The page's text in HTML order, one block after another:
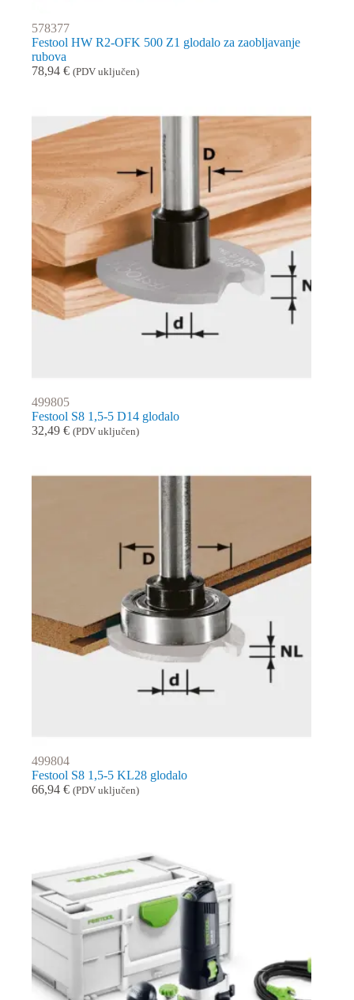
578377
Festool HW R2-OFK 500 Z1 glodalo za zaobljavanje
rubova
78,94 € (PDV uključen)
499805
Festool S8 1,5-5 D14 glodalo
32,49 € (PDV uključen)
499804
Festool S8 1,5-5 KL28 glodalo
66,94 € (PDV uključen)